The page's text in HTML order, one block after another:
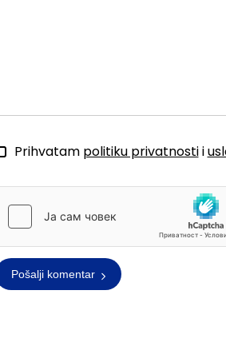
Prihvatam politiku privatnostii
Pošalji komentar